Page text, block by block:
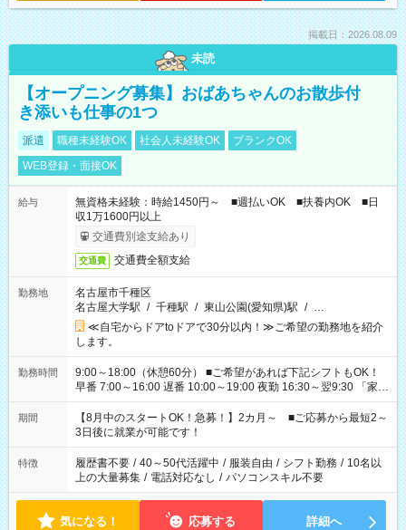
掲載日：2026.08.09
未読
【オープニング募集】おばあちゃんのお散歩付
き添いも仕事の1つ
派遣 職種未経験OK 社会人未経験OK
ブランクOK
WEB登録・面接OK
給与
無資格未経験：時給1450円～ ■週払いOK ■扶養内OK ■日
収1万1600円以上
交通費別途支給あり
交通費 交通費全額支給
勤務地
名古屋市千種区
名古屋大学駅 / 千種駅 / 東山公園(愛知県)駅 / …
≪自宅からドアtoドアで30分以内！≫ご希望の勤務地を紹介
します。
勤務時間
9:00～18:00（休憩60分） ■ご希望があれば下記シフトもOK！
早番 7:00～16:00 遅番 10:00～19:00 夜勤 16:30～翌9:30 「家族
と休みを合わせたい」 「余裕を持って夕飯の準備がしたい」
「できれば残業はしたくない」 など、ご希望を教えてください
ね。 ※Wワーク希望の方へ 今ご覧のお仕事で希望する勤務時間
と、もう1つのお仕事の勤務時間。 合計で週40時間を超える場
合は応募できません。
期間
【8月中のスタートOK！急募！】2カ月～ ■ご応募から最短2～
3日後に就業が可能です！
特徴 履歴書不要 / 40～50代活躍中 / 服装自由 / シフト勤務 / 10名以
上の大量募集 / 電話対応なし / パソコンスキル不要
気になる！ 応募する 詳細へ